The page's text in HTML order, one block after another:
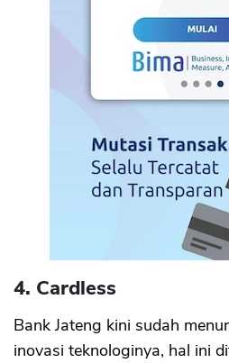
4. Cardless
Bank Jateng kini sudah
inovasi teknologinya, hal ini